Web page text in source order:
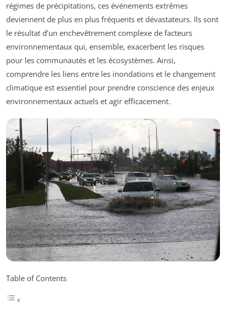
régimes de précipitations, ces événements extrêmes
deviennent de plus en plus fréquents et dévastateurs. Ils sont
le résultat d’un enchevêtrement complexe de facteurs
environnementaux qui, ensemble, exacerbent les risques
pour les communautés et les écosystèmes. Ainsi,
comprendre les liens entre les inondations et le changement
climatique est essentiel pour prendre conscience des enjeux
environnementaux actuels et agir efficacement.
Table of Contents